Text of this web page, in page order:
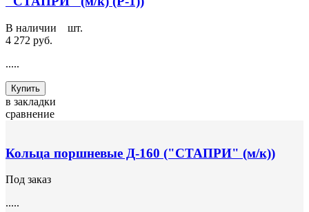
В наличии
шт.
4 272 руб.
.....
Купить
в закладки
сравнение
Кольца поршневые Д-160 ("СТАПРИ" (м/к))
Под заказ
.....